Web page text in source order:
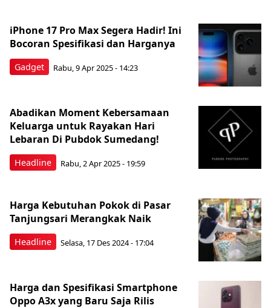
Gadget
iPhone 17 Pro Max Segera Hadir! Ini
Bocoran Spesifikasi dan Harganya
Rabu, 9 Apr 2025 - 14:23
Headline
Abadikan Moment Kebersamaan
Keluarga untuk Rayakan Hari
Lebaran Di Pubdok Sumedang!
Rabu, 2 Apr 2025 - 19:59
Headline
Harga Kebutuhan Pokok di Pasar
Tanjungsari Merangkak Naik
Selasa, 17 Des 2024 - 17:04
Harga dan Spesifikasi Smartphone
Oppo A3x yang Baru Saja Rilis